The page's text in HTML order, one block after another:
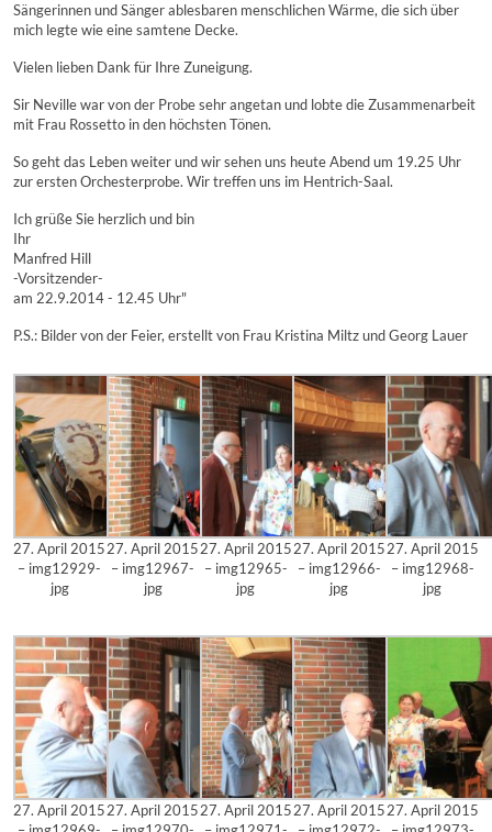
Sängerinnen und Sänger ablesbaren menschlichen Wärme, die sich über
mich legte wie eine samtene Decke.
Vielen lieben Dank für Ihre Zuneigung.
Sir Neville war von der Probe sehr angetan und lobte die Zusammenarbeit
mit Frau Rossetto in den höchsten Tönen.
So geht das Leben weiter und wir sehen uns heute Abend um 19.25 Uhr
zur ersten Orchesterprobe. Wir treffen uns im Hentrich-Saal.
Ich grüße Sie herzlich und bin
Ihr
Manfred Hill
-Vorsitzender-
am 22.9.2014 - 12.45 Uhr"
P.S.: Bilder von der Feier, erstellt von Frau Kristina Miltz und Georg Lauer
27. April 2015
– img12929-
jpg
27. April 2015
– img12967-
jpg
27. April 2015
– img12965-
jpg
27. April 2015
– img12966-
jpg
27. April 2015
– img12968-
jpg
27. April 201527. April 201527. April 201527. April 201527. April 2015